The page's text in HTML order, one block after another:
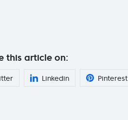
this article on:
Linkedin Pinterest